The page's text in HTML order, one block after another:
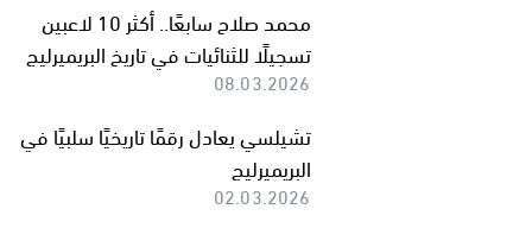
محمد صلاح سابعًا.. أكثر 10 لاعبين
تسجيلًا للثنائيات في تاريخ البريميرليج
08.03.2026
تشيلسي يعادل رقمًا تاريخيًا سلبيًا في
البريميرليج
02.03.2026